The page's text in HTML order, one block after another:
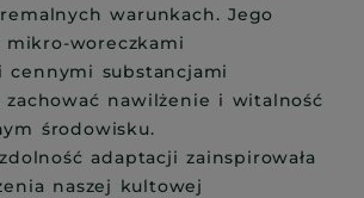
warunkach. Jego
woreczkami
cennymi substancjami
zachować nawilżenie i witalność
środowisku.
adaptacji zainspirowała
naszej kultowej